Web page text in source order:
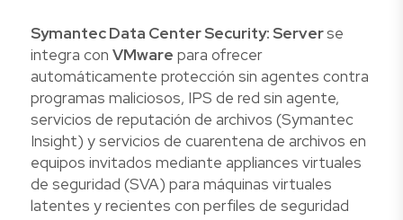
Symantec Data Center Security: Serverse
integra con VMware para ofrecer
automáticamente protección sin agentes contra
programas maliciosos, IPS de red sin agente,
servicios de reputación de archivos (Symantec
Insight) y servicios de cuarentena de archivos en
equipos invitados mediante appliances virtuales
de seguridad (SVA) para máquinas virtuales
latentes y recientes con perfiles de seguridad